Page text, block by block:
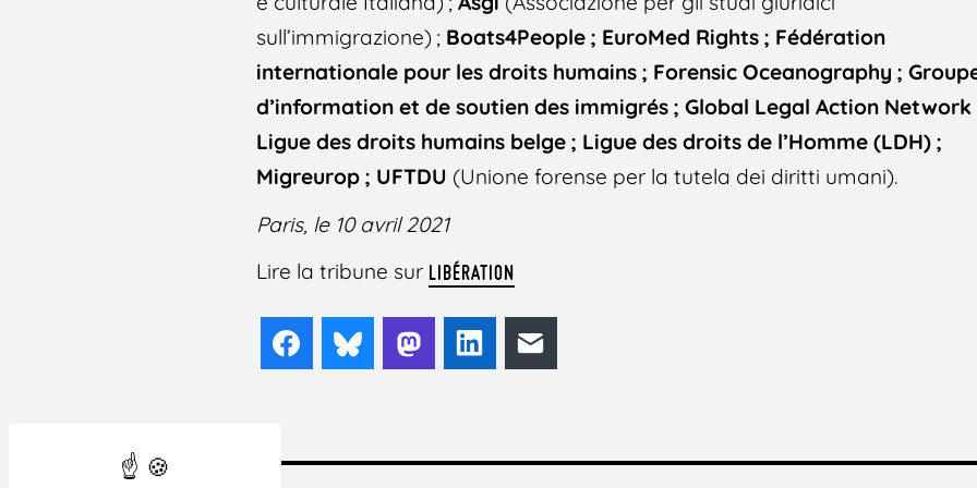
sull’immigrazione) ; Boats4People ; EuroMed Rights ; Fédération
internationale pour les droits humains ; Forensic Oceanography ;
d’information et de soutien des immigrés ; Global Legal Action Network
Ligue des droits humains belge ; Ligue des droits de l’Homme (LDH) ;
Migreurop ; UFTDU (Unione forense per la tutela dei diritti umani).
Paris, le 10 avril 2021
Lire la tribune sur LIBÉRATION
FacebookBlueskyMastodonLinkedIn